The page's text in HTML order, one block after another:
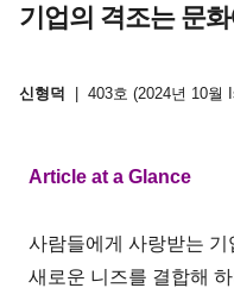
기업의 격조는 문
신형덕 403호 (2024년 10월
Article at a Glance
사람들에게 사랑받는 기
새로운 니즈를 결합해